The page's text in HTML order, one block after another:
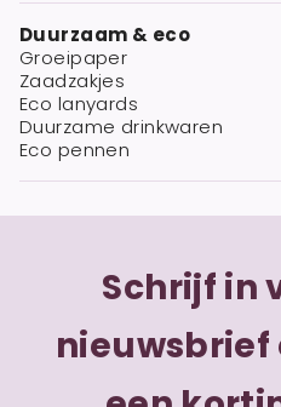
Duurzaam & eco
Groeipaper
Zaadzakjes
Eco lanyards
Duurzame drinkwaren
Eco pennen
Schrijf in